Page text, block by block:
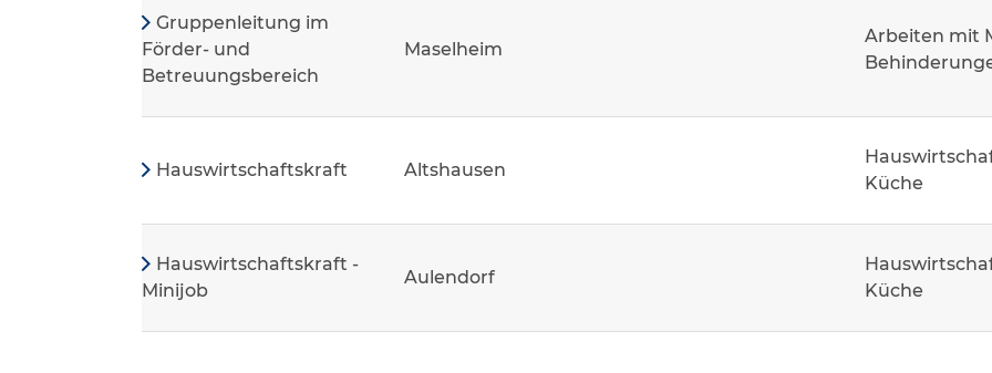
Gruppenleitung im
Förder- und
Betreuungsbereich
Maselheim
Arbeiten mit
Hauswirtschaftskraft Altshausen
Küche
Hauswirtschaftskraft -
Minijob
Aulendorf
Küche